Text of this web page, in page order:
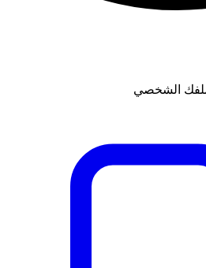
الشخصي